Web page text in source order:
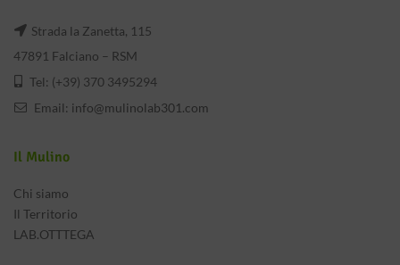
Strada la Zanetta, 115
47891 Falciano – RSM
Tel: (+39) 370 3495294
Email: info@mulinolab301.com
Il Mulino
Chi siamo
Il Territorio
LAB.OTTTEGA